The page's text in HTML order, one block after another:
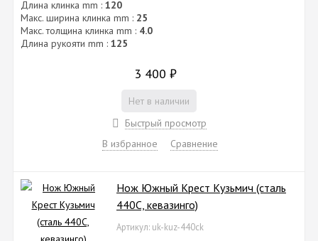
Длина клинка mm : 120
Макс. ширина клинка mm : 25
Макс. толщина клинка mm : 4.0
Длина рукояти mm : 125
3 400 ₽
Нет в наличии
Быстрый просмотр
В избранное
Сравнение
Нож Южный Крест Кузьмич (сталь
440C, кевазинго)
Артикул: uk-kuz-440ck